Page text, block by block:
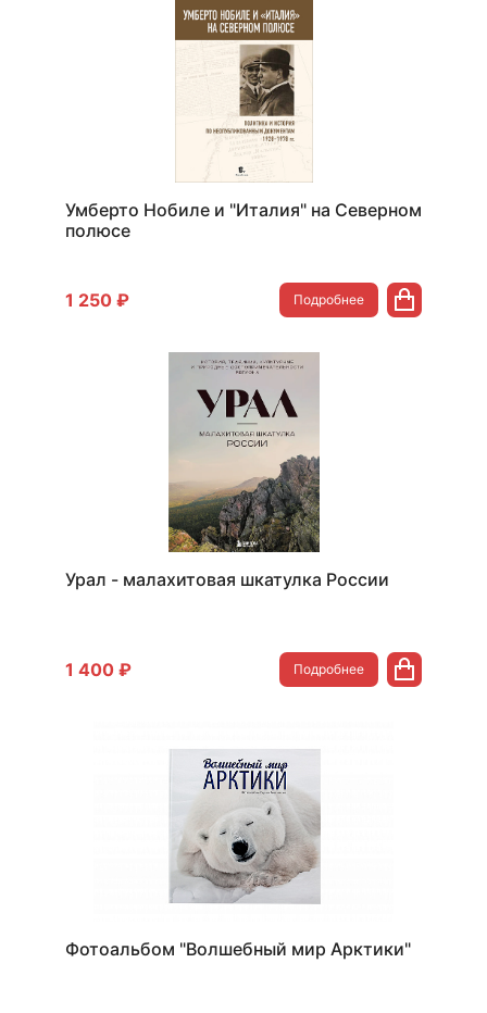
Умберто Нобиле и "Италия" на Северном
полюсе
1 250 ₽ Подробнее
Урал - малахитовая шкатулка России
1 400 ₽ Подробнее
Фотоальбом "Волшебный мир Арктики"